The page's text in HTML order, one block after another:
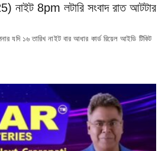
নাইট 8pm লটারি সংবাদ রাত আটটার
১৬ তারিখ নাইট বার আধার কার্ড রিয়েল আইডি টিকিট